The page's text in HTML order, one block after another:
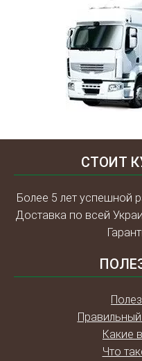
СТОИТ
Более 5 лет успешной
Доставка по всей
Какие
Что